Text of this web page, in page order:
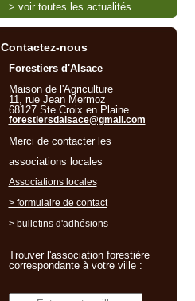
> voir toutes les actualités
Contactez-nous
Forestiers d'Alsace
Maison de l'Agriculture
11, rue Jean Mermoz
68127 Ste Croix en Plaine
forestiersdalsace@gmail.com
Merci de contacter les
associations locales
Associations locales
> formulaire de contact
> bulletins d'adhésions
Trouver l'association forestière
correspondante à votre ville :